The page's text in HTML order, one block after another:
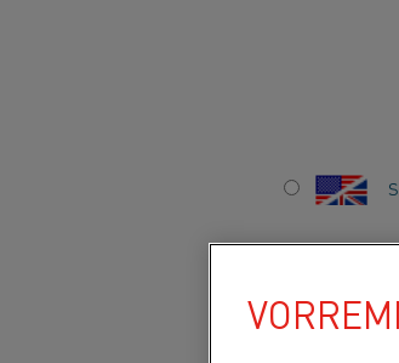
Informazioni su questo sito